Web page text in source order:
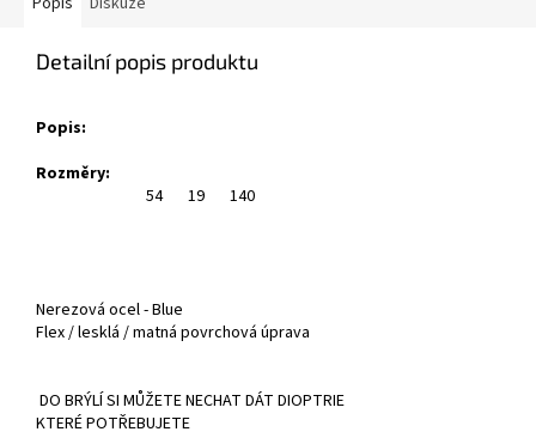
Detailní popis produktu
Popis:
Rozměry:
54
19 140
Nerezová ocel -Blue
Flex/ lesklá / matná povrchová úprava
DO BRÝLÍ SI MŮŽETE NECHAT DÁT DIOPTRIE
KTERÉ POTŘEBUJETE